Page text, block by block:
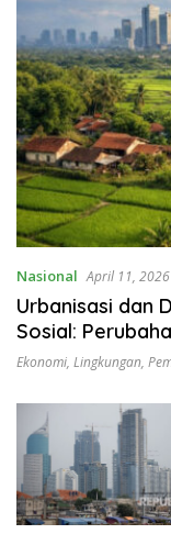
Nasional April 11, 2026
Urbanisasi dan
Sosial:
Ekonomi, Lingkungan,